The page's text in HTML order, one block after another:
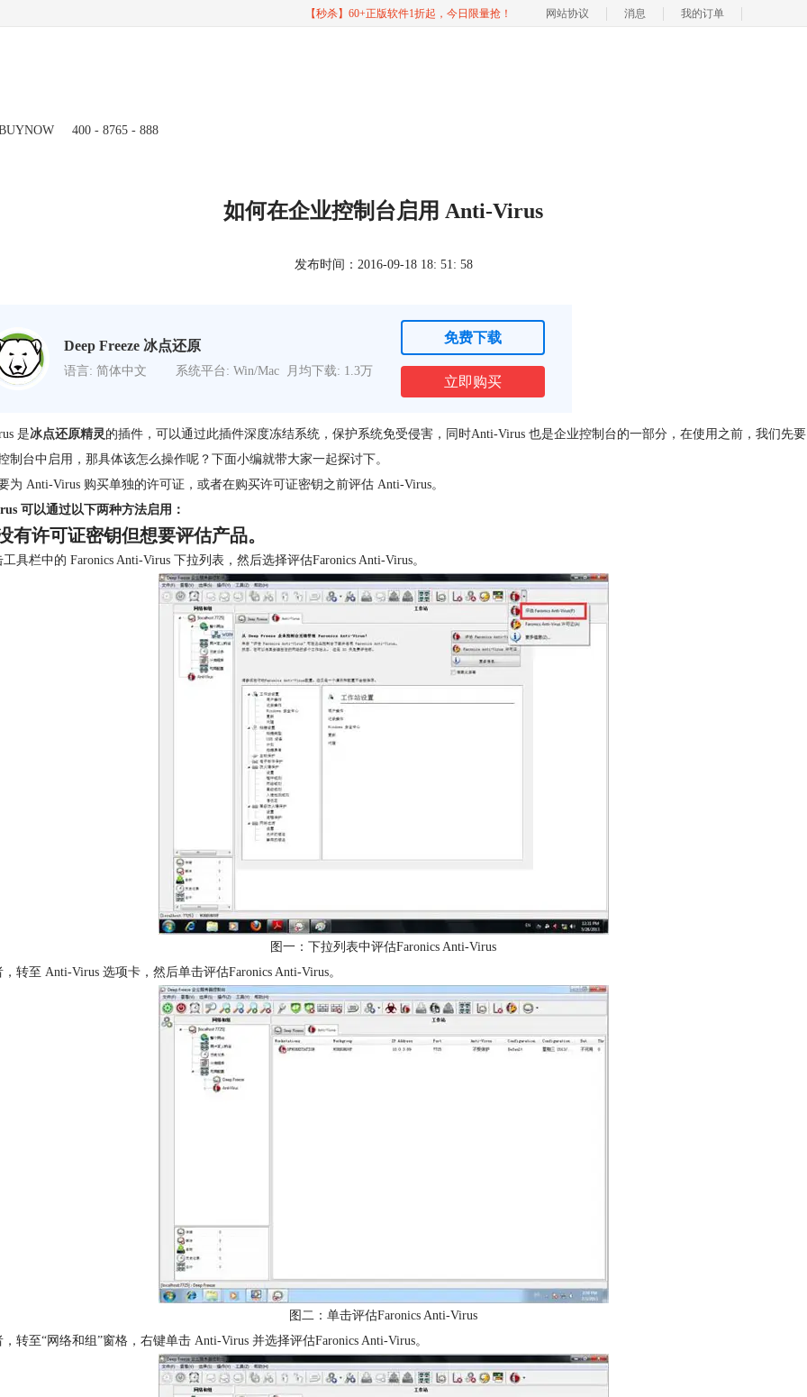
【秒杀】60+正版软件1折起，今日限量抢！ 网站协议 消息 我的订单
400 - 8765 - 888
如何在企业控制台启用 Anti-Virus
发布时间：2016-09-18 18: 51: 58
Deep Freeze 冰点还原
语言: 简体中文 系统平台: Win/Mac 月均下载: 1.3万
免费下载
立即购买
是冰点还原精灵 的插件，可以通过此插件深度冻结系统，保护系统免受侵害，同时Anti-Virus 也是企业控制台的一部分，在使用之前，我们先要
制台中启用，那具体该怎么操作呢？下面小编就带大家一起探讨下。
为 Anti-Virus 购买单独的许可证，或者在购买许可证密钥之前评估 Anti-Virus。
可以通过以下两种方法启用：
有许可证密钥但想要评估产品。
具栏中的 Faronics Anti-Virus 下拉列表，然后选择评估Faronics Anti-Virus。
图一：下拉列表中评估Faronics Anti-Virus
转至 Anti-Virus 选项卡，然后单击评估Faronics Anti-Virus。
图二：单击评估Faronics Anti-Virus
转至“网络和组”窗格，右键单击 Anti-Virus 并选择评估Faronics Anti-Virus。